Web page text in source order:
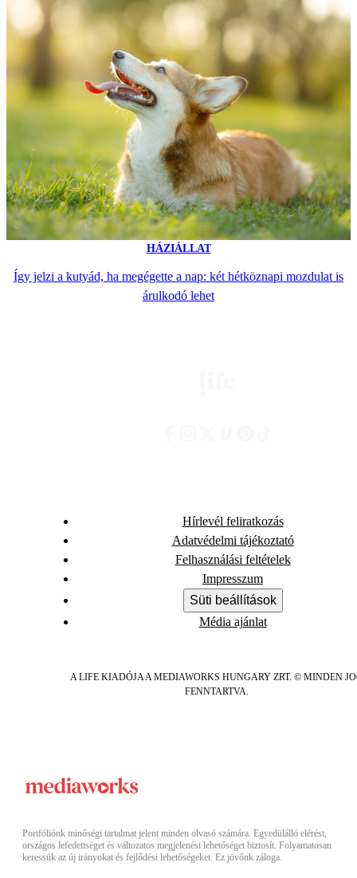
HÁZIÁLLAT
Így jelzi a kutyád, ha megégette a nap: két hétköznapi mozdulat is
árulkodó lehet
Hírlevél feliratkozás
Adatvédelmi tájékoztató
Felhasználási feltételek
Impresszum
Süti beállítások
Média ajánlat
A LIFE KIADÓJA A MEDIAWORKS HUNGARY ZRT. © MINDEN
FENNTARTVA.
Portfóliónk minőségi tartalmat jelent minden olvasó számára. Egyedülálló elérést,
országos lefedettséget és változatos megjelenési lehetőséget biztosít. Folyamatosan
keressük az új irányokat és fejlődési lehetőségeket. Ez jövőnk záloga.